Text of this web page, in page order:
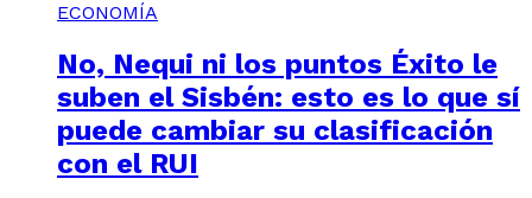
ECONOMÍA
No, Nequi ni los puntos Éxito le
suben el Sisbén: esto es lo que sí
puede cambiar su clasificación
con el RUI